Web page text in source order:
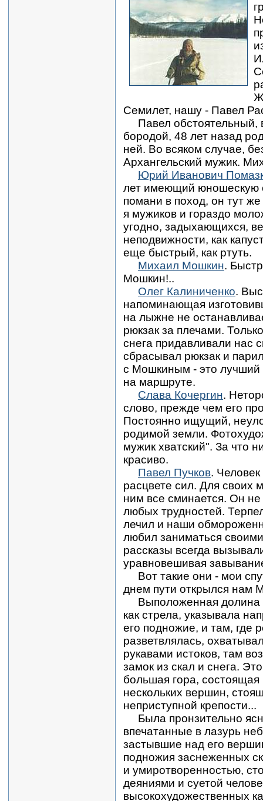
Семилет, нашу - Павел
Павел обстоятельный,
бородой, 48 лет назад
ней. Во всяком случае,
Архангельский мужик.
Юрий Иванович
лет имеющий юношескую
помани в поход, он тут
я мужиков и гораздо
угодно, задыхающихся,
неподвижности, как
еще быстрый, как ртуть.
Михаил Мошкин.
Мошкин!..
Олег Калиниченко.
напоминающая
на лыжне не
рюкзак за плечами.
снега придавливали нас
сбрасывал рюкзак и
с Мошкиным - это лучший
на маршруте.
Слава Кочергин.
слово, прежде чем его
Постоянно ищущий,
родимой земли.
мужик хватский". За что
красиво.
Павел Пучков.
расцвете сил. Для своих
ним все сминается. Он
любых трудностей.
лечил и наши
любил заниматься
рассказы всегда
уравновешивая
Вот такие они - мои
днем пути открылся нам
Выположенная долина
как стрела, указывала
его подножие, и там, где
разветвлялась,
рукавами истоков, там
замок из скал и снега.
большая гора, состоящая
нескольких вершин,
неприступной крепости...
Была пронзительно
впечатанные в лазурь
застывшие над его
подножия заснеженных
и умиротворенностью,
деяниями и суетой
высокохудожественных